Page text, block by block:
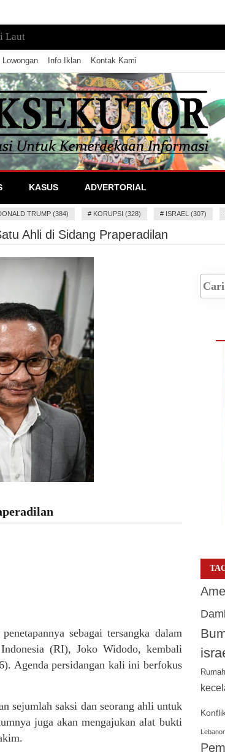
Laut
Lowongan Info Iklan Kontak Kami
KASUS ADVERTORIAL
TRUMP (384) # KORUPSI (328) # ISRAEL (307)
Ahli di Sidang Praperadilan
sebagai tersangka dalam
(RI), Joko Widodo, kembali
Agenda persidangan kali ini berfokus
sejumlah saksi dan seorang ahli untuk
juga akan mengajukan alat bukti
Rumah